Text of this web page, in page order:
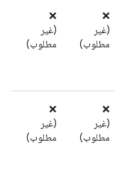
‫❌
(غير
مطلوب)
‫❌
(غير
مطلوب)
‫❌
(غير
مطلوب)
‫❌
(غير
مطلوب)